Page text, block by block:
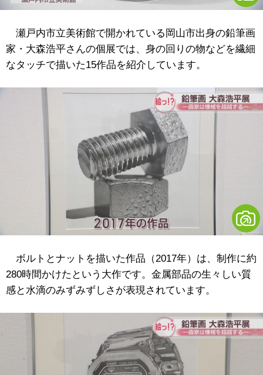
瀬戸内市立美術館で開かれている岡山市出身の鉛筆画
家・大森浩平さんの個展では、身の回りの物などを繊細
なタッチで描いた15作品を紹介しています。
ボルトとナットを描いた作品（2017年）は、制作に約
280時間かけたという大作です。金属部品の生々しい質
感と水滴のみずみずしさが表現されています。